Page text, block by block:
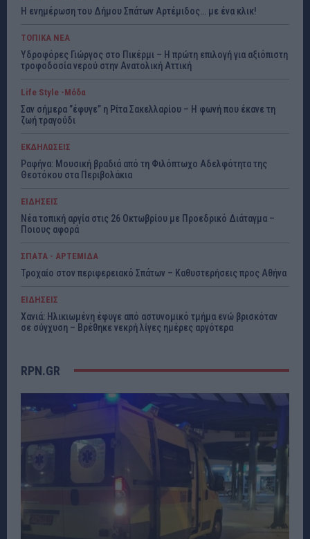
Η ενημέρωση του Δήμου Σπάτων Αρτέμιδος… με ένα κλικ!
ΤΟΠΙΚΑ ΝΕΑ
Υδροφόρες Γιώργος στο Πικέρμι – Η πρώτη επιλογή για αξιόπιστη
τροφοδοσία νερού στην Ανατολική Αττική
Life Style -Μόδα
Σαν σήμερα ”έφυγε” η Ρίτα Σακελλαρίου – Η φωνή που έκανε τη
ζωή τραγούδι
ΕΚΔΗΛΩΣΕΙΣ
Ραφήνα: Μουσική βραδιά από τη Φιλόπτωχο Αδελφότητα της
Θεοτόκου στα Περιβολάκια
ΕΙΔΗΣΕΙΣ
Νέα τοπική αργία στις 26 Οκτωβρίου με Προεδρικό Διάταγμα –
Ποιους αφορά
ΣΠΑΤΑ - ΑΡΤΕΜΙΔΑ
Τροχαίο στον περιφερειακό Σπάτων – Καθυστερήσεις προς Αθήνα
ΕΙΔΗΣΕΙΣ
Χανιά: Ηλικιωμένη έφυγε από αστυνομικό τμήμα ενώ βρισκόταν
σε σύγχυση – Βρέθηκε νεκρή λίγες ημέρες αργότερα
RPN.GR